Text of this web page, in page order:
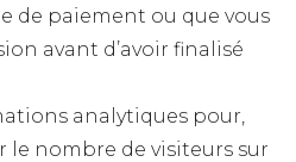
de paiement ou que vous
avant d’avoir finalisé
analytiques pour,
le nombre de visiteurs sur